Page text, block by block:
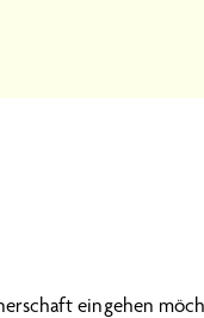
eingehen